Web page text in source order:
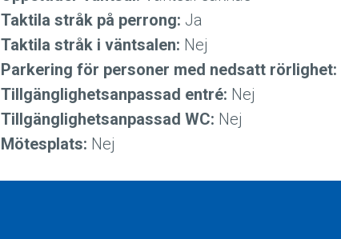
Taktila stråk på perrong: Ja
Taktila stråk i väntsalen: Nej
Parkering för personer med nedsatt rörlighet:
Tillgänglighetsanpassad entré: Nej
Tillgänglighetsanpassad WC: Nej
Mötesplats: Nej